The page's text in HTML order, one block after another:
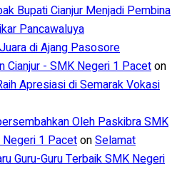
Bupati Cianjur Menjadi Pembina
Pancawaluya
di Ajang Pasosore
Cianjur - SMK Negeri 1 Paceton
Apresiasi di Semarak Vokasi
Oleh Paskibra SMK
1 PacetonSelamat
Guru-Guru Terbaik SMK Negeri